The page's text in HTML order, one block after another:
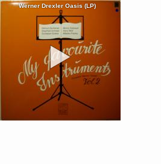
Werner Drexler Oasis (LP)